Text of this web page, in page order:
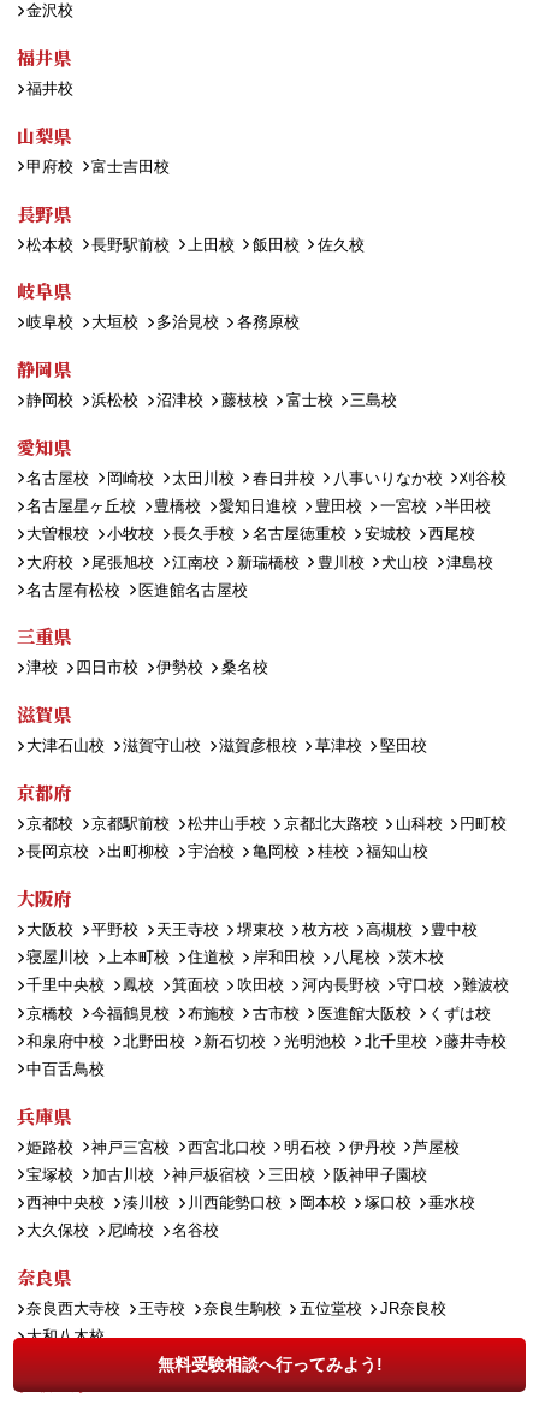
無料受験相談へ行ってみよう!
金沢校
福井県
福井校
山梨県
甲府校 富士吉田校
長野県
松本校 長野駅前校 上田校 飯田校 佐久校
岐阜県
岐阜校 大垣校 多治見校 各務原校
静岡県
静岡校 浜松校 沼津校 藤枝校 富士校 三島校
愛知県
名古屋校 岡崎校 太田川校 春日井校 八事いりなか校
刈谷校
名古屋星ヶ丘校
豊橋校 愛知日進校 豊田校 一宮校
半田校
大曽根校
小牧校 長久手校 名古屋徳重校 安城校
西尾校
大府校
尾張旭校 江南校 新瑞橋校 豊川校 犬山校
津島校
名古屋有松校
医進館名古屋校
三重県
津校 四日市校 伊勢校 桑名校
滋賀県
大津石山校 滋賀守山校 滋賀彦根校 草津校 堅田校
京都府
京都校 京都駅前校 松井山手校 京都北大路校 山科校
円町校
長岡京校
出町柳校 宇治校 亀岡校 桂校 福知山校
大阪府
大阪校 平野校 天王寺校 堺東校 枚方校 高槻校
豊中校
寝屋川校
上本町校 住道校 岸和田校 八尾校
茨木校
千里中央校
鳳校 箕面校 吹田校 河内長野校 守口校
難波校
京橋校
今福鶴見校 布施校 古市校 医進館大阪校
くずは校
和泉府中校
北野田校 新石切校 光明池校 北千里校
藤井寺校
中百舌鳥校
兵庫県
姫路校 神戸三宮校 西宮北口校 明石校 伊丹校
芦屋校
宝塚校
加古川校 神戸板宿校 三田校
阪神甲子園校
西神中央校
湊川校 川西能勢口校 岡本校 塚口校
垂水校
大久保校
尼崎校 名谷校
奈良県
奈良西大寺校 王寺校 奈良生駒校 五位堂校
JR奈良校
大和八木校
和歌山県